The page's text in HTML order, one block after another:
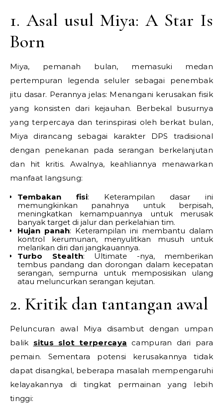
1. Asal usul Miya: A Star Is
Born
Miya, pemanah bulan, memasuki medan
pertempuran legenda seluler sebagai penembak
jitu dasar. Perannya jelas: Menangani kerusakan fisik
yang konsisten dari kejauhan. Berbekal busurnya
yang terpercaya dan terinspirasi oleh berkat bulan,
Miya dirancang sebagai karakter DPS tradisional
dengan penekanan pada serangan berkelanjutan
dan hit kritis. Awalnya, keahliannya menawarkan
manfaat langsung:
Tembakan fisi: Keterampilan dasar ini
memungkinkan panahnya untuk berpisah,
meningkatkan kemampuannya untuk merusak
banyak target di jalur dan perkelahian tim.
Hujan panah: Keterampilan ini membantu dalam
kontrol kerumunan, menyulitkan musuh untuk
melarikan diri dari jangkauannya.
Turbo Stealth: Ultimate -nya, memberikan
tembus pandang dan dorongan dalam kecepatan
serangan, sempurna untuk memposisikan ulang
atau meluncurkan serangan kejutan.
2. Kritik dan tantangan awal
Peluncuran awal Miya disambut dengan umpan
balik situs slot terpercaya campuran dari para
pemain. Sementara potensi kerusakannya tidak
dapat disangkal, beberapa masalah mempengaruhi
kelayakannya di tingkat permainan yang lebih
tinggi: